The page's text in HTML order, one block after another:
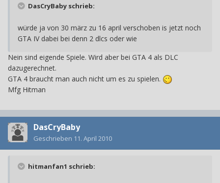
DasCryBaby schrieb:
würde ja von 30 märz zu 16 april verschoben is jetzt noch
GTA IV dabei bei denn 2 dlcs oder wie
Nein sind eigende Spiele. Wird aber bei GTA 4 als DLC
dazugerechnet.
GTA 4 braucht man auch nicht um es zu spielen.
Mfg Hitman
DasCryBaby
Geschrieben 11. April 2010
hitmanfan1 schrieb: